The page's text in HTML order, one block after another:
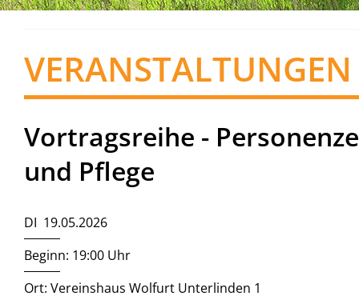
VERANSTALTUNGEN
Vortragsreihe -
und Pflege
DI 19.05.2026
Beginn: 19:00 Uhr
Ort: Vereinshaus Wolfurt Unterlinden 1